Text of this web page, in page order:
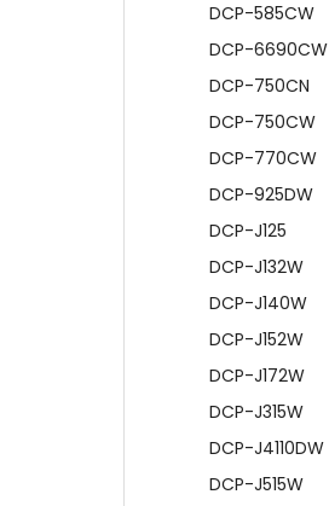
DCP-585CW
DCP-6690CW
DCP-750CN
DCP-750CW
DCP-770CW
DCP-925DW
DCP-J125
DCP-J132W
DCP-J140W
DCP-J152W
DCP-J172W
DCP-J315W
DCP-J4110DW
DCP-J515W